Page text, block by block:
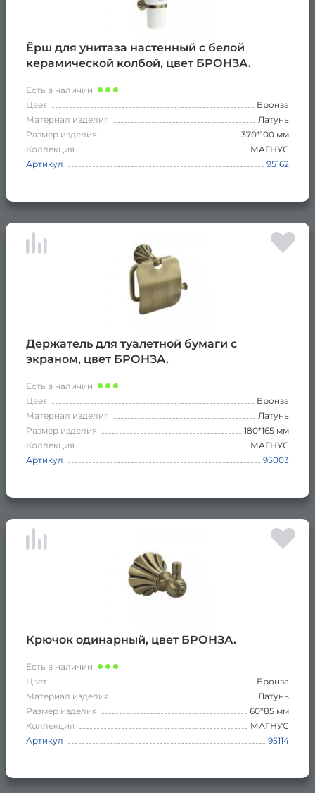
Ёрш для унитаза настенный с белой
керамической колбой, цвет БРОНЗА.
Есть в наличии
Цвет
Бронза
Материал изделия
Латунь
Размер изделия
370*100 мм
Коллекция
МАГНУС
Артикул
95162
Держатель для туалетной бумаги с
экраном, цвет БРОНЗА.
Есть в наличии
Цвет
Бронза
Материал изделия
Латунь
Размер изделия
180*165 мм
Коллекция
МАГНУС
Артикул
95003
Крючок одинарный, цвет БРОНЗА.
Есть в наличии
Цвет
Бронза
Материал изделия
Латунь
Размер изделия
60*85 мм
Коллекция
МАГНУС
Артикул
95114